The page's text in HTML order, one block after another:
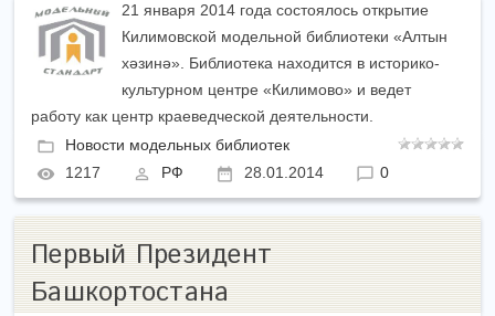
21 января 2014 года состоялось открытие
Килимовской модельной библиотеки «Алтын
хәзинә». Библиотека находится в историко-
культурном центре «Килимово» и ведет
работу как центр краеведческой деятельности.
Новости модельных библиотек
1217
РФ 28.01.2014 0
Первый Президент
Башкортостана